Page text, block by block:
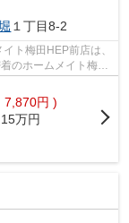
１丁目8-2
ト梅田HEP前店は、
のホームメイト梅田
7,870円 )
15万円